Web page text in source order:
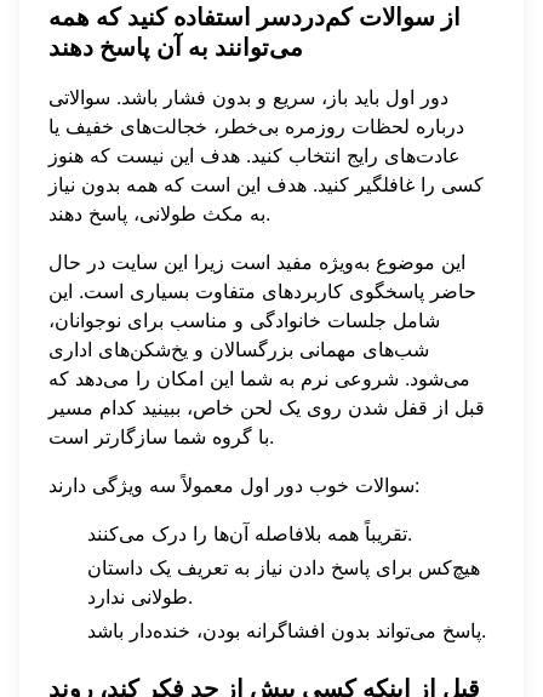
از سوالات کم‌دردسر استفاده کنید که همه
می‌توانند به آن پاسخ دهند
دور اول باید باز، سریع و بدون فشار باشد. سوالاتی
درباره لحظات روزمره بی‌خطر، خجالت‌های خفیف یا
عادت‌های رایج انتخاب کنید. هدف این نیست که هنوز
کسی را غافلگیر کنید. هدف این است که همه بدون نیاز
به مکث طولانی، پاسخ دهند.
این موضوع به‌ویژه مفید است زیرا این سایت در حال
حاضر پاسخگوی کاربردهای متفاوت بسیاری است. این
شامل جلسات خانوادگی و مناسب برای نوجوانان،
شب‌های مهمانی بزرگسالان و یخ‌شکن‌های اداری
می‌شود. شروعی نرم به شما این امکان را می‌دهد که
قبل از قفل شدن روی یک لحن خاص، ببینید کدام مسیر
با گروه شما سازگارتر است.
سوالات خوب دور اول معمولاً سه ویژگی دارند:
تقریباً همه بلافاصله آن‌ها را درک می‌کنند.
هیچ‌کس برای پاسخ دادن نیاز به تعریف یک داستان
طولانی ندارد.
پاسخ می‌تواند بدون افشاگرانه بودن، خنده‌دار باشد.
قبل از اینکه کسی بیش از حد فکر کند، روند